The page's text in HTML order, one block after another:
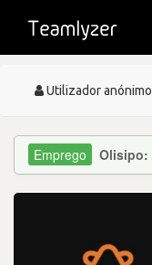
Toggle
Utilizador anónimo
Olisipo: